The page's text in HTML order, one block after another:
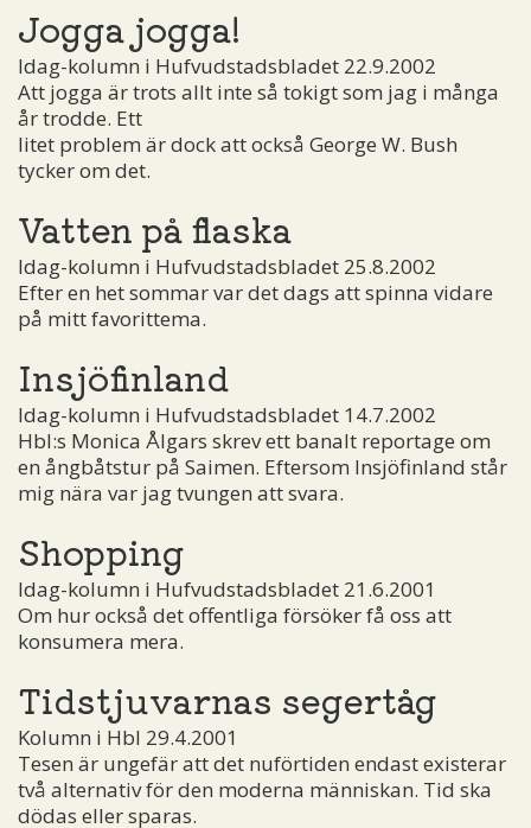
Jogga jogga!
Idag-kolumn i Hufvudstadsbladet 22.9.2002
Att jogga är trots allt inte så tokigt som jag i många
år trodde. Ett
litet problem är dock att också George W. Bush
tycker om det.
Vatten på flaska
Idag-kolumn i Hufvudstadsbladet 25.8.2002
Efter en het sommar var det dags att spinna vidare
på mitt favorittema.
Insjöfinland
Idag-kolumn i Hufvudstadsbladet 14.7.2002
Hbl:s Monica Ålgars skrev ett banalt reportage om
en ångbåtstur på Saimen. Eftersom Insjöfinland står
mig nära var jag tvungen att svara.
Shopping
Idag-kolumn i Hufvudstadsbladet 21.6.2001
Om hur också det offentliga försöker få oss att
konsumera mera.
Tidstjuvarnas segertåg
Kolumn i Hbl 29.4.2001
Tesen är ungefär att det nuförtiden endast existerar
två alternativ för den moderna människan. Tid ska
dödas eller sparas.